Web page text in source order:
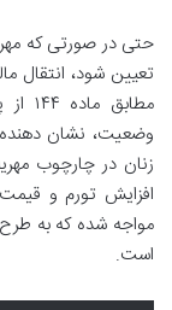
حتی در صورتی که
تعیین شود، انتقال
وضعیت، نشان
زنان در چارچوب
افزایش تورم و
مواجه شده که به
است.